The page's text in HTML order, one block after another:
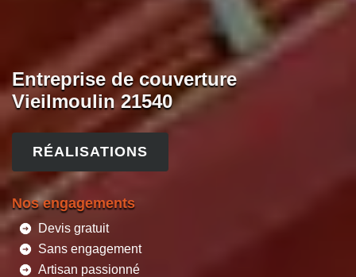
Entreprise de couverture
Vieilmoulin 21540
RÉALISATIONS
Nos engagements
Devis gratuit
Sans engagement
Artisan passionné